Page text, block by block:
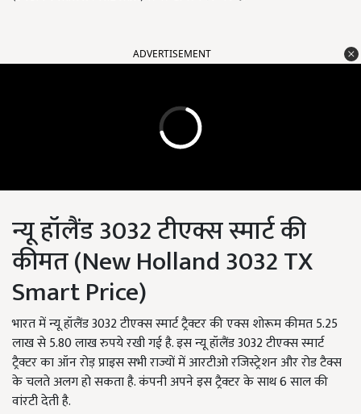
ADVERTISEMENT
न्यू हॉलैंड 3032 टीएक्स स्मार्ट की
कीमत (New Holland 3032 TX
Smart Price)
भारत में न्यू हॉलैंड 3032 टीएक्स स्मार्ट ट्रैक्टर की एक्स शोरूम कीमत 5.25
लाख से 5.80 लाख रुपये रखी गई है. इस न्यू हॉलैंड 3032 टीएक्स स्मार्ट
ट्रैक्टर का ऑन रोड़ प्राइस सभी राज्यों में आरटीओ रजिस्ट्रेशन और रोड टैक्स
के चलते अलग हो सकता है. कंपनी अपने इस ट्रैक्टर के साथ 6 साल की
वांरटी देती है.